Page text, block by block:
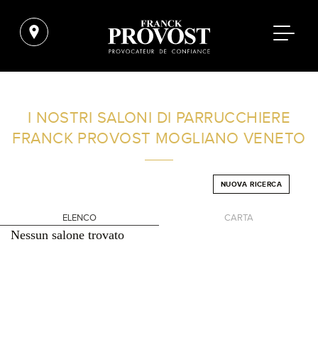
FILTRI AVANZATI
I NOSTRI SALONI DI PARRUCCHIERE
FRANCK PROVOST MOGLIANO VENETO
NUOVA RICERCA
ELENCO CARTA
Nessun salone trovato